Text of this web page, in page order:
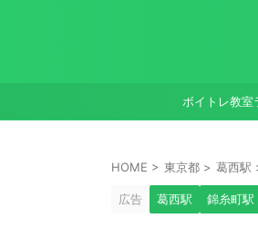
ボイトレ教室
HOME > 東京都 > 葛西駅
広告 葛西駅 錦糸町駅